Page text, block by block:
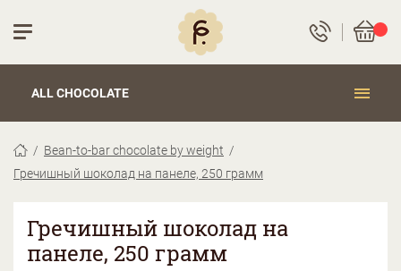
ALL CHOCOLATE
Bean-to-bar chocolate by weight
Гречишный шоколад на панеле, 250 грамм
Гречишный шоколад на
панеле, 250 грамм